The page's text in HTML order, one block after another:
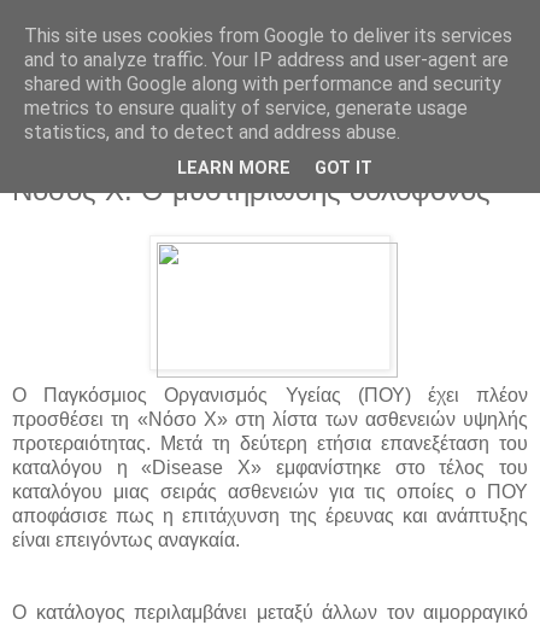
Νόσος Χ: Ο μυστηριώδης δολοφόνος
Ο Παγκόσμιος Οργανισμός Υγείας (ΠΟΥ) έχει πλέον
προσθέσει τη «Νόσο Χ» στη λίστα των ασθενειών υψηλής
προτεραιότητας. Μετά τη δεύτερη ετήσια επανεξέταση του
καταλόγου η «Disease X» εμφανίστηκε στο τέλος του
καταλόγου μιας σειράς ασθενειών για τις οποίες ο ΠΟΥ
αποφάσισε πως η επιτάχυνση της έρευνας και ανάπτυξης
είναι επειγόντως αναγκαία.
Ο κατάλογος περιλαμβάνει μεταξύ άλλων τον αιμορραγικό
This site uses cookies from Google to deliver its services
and to analyze traffic. Your IP address and user-agent are
shared with Google along with performance and security
metrics to ensure quality of service, generate usage
statistics, and to detect and address abuse.
LEARN MORE GOT IT